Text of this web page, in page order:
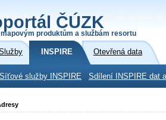
ČÚZK
produktům a službám resortu
INSPIRE Otevřená data
Síťové služby INSPIRE Sdílení INSPIRE dat